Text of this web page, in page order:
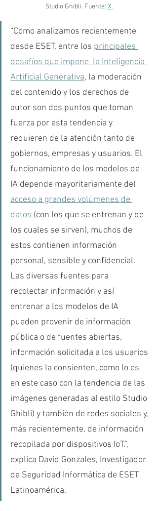
Studio Ghibli. Fuente: X.
“Como analizamos recientemente
desde ESET, entre los principales
desafíos que impone  la Inteligencia
Artificial Generativa, la moderación
del contenido y los derechos de
autor son dos puntos que toman
fuerza por esta tendencia y
requieren de la atención tanto de
gobiernos, empresas y usuarios. El
funcionamiento de los modelos de
IA depende mayoritariamente del
acceso a grandes volúmenes de
datos (con los que se entrenan y de
los cuales se sirven), muchos de
estos contienen información
personal, sensible y confidencial.
Las diversas fuentes para
recolectar información y así
entrenar a los modelos de IA
pueden provenir de información
pública o de fuentes abiertas,
información solicitada a los usuarios
(quienes la consienten, como lo es
en este caso con la tendencia de las
imágenes generadas al estilo Studio
Ghibli) y también de redes sociales y,
más recientemente, de información
recopilada por dispositivos IoT.”,
explica David Gonzales, Investigador
de Seguridad Informática de ESET
Latinoamérica.